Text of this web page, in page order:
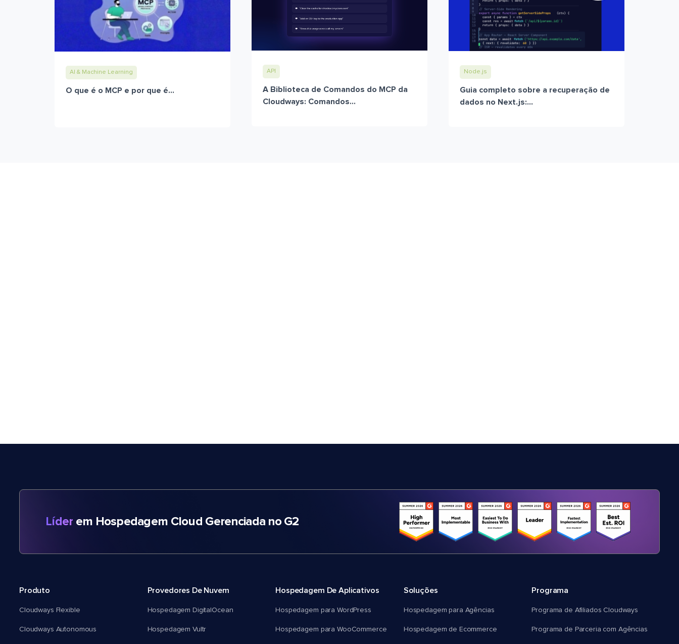
AI & Machine Learning
O que é o MCP e por que é...
API
A Biblioteca de Comandos do MCP da
Cloudways: Comandos...
Node.js
Guia completo sobre a recuperação de
dados no Next.js:...
Líder em Hospedagem Cloud Gerenciada no G2
Produto
Cloudways Flexible
Cloudways Autonomous
Provedores De Nuvem
Hospedagem DigitalOcean
Hospedagem Vultr
Hospedagem De Aplicativos
Hospedagem para WordPress
Hospedagem para WooCommerce
Soluções
Hospedagem para Agências
Hospedagem de Ecommerce
Programa
Programa de Afiliados Cloudways
Programa de Parceria com Agências